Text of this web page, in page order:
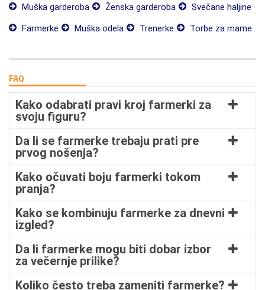
Muška garderoba Ženska garderoba
Svečane haljine
Farmerke
Muška odela Trenerke Torbe za mame
FAQ
Kako odabrati pravi kroj farmerki za
svoju figuru?
Da li se farmerke trebaju prati pre
prvog nošenja?
Kako očuvati boju farmerki tokom
pranja?
Kako se kombinuju farmerke za dnevni
izgled?
Da li farmerke mogu biti dobar izbor
za večernje prilike?
Koliko često treba zameniti farmerke?